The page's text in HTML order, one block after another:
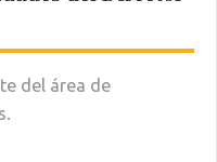
del área de